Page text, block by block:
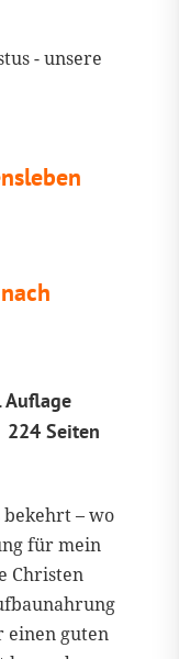
224 Seiten
bekehrt – wo
für mein
Christen
guten